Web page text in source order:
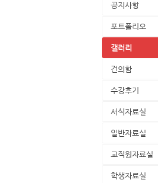
공지사항
포트폴리오
갤러리
건의함
수강후기
서식자료실
일반자료실
교직원자료실
학생자료실